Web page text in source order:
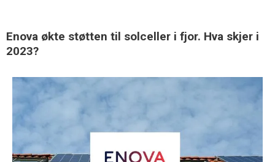
Enova økte støtten til solceller i fjor. Hva skjer i
2023?